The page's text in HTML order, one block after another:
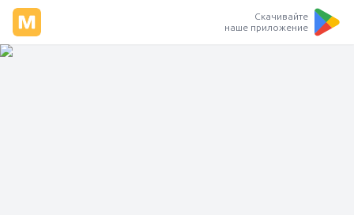
Скачивайте
наше приложение